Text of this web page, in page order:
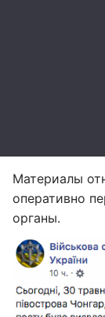
Материалы
оперативно
органы.